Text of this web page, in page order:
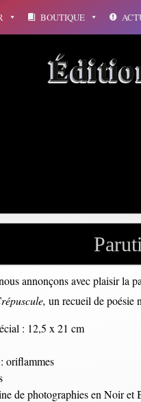
BOUTIQUE
annonçons avec plaisir la
un recueil de poésie
: 12,5 x 21 cm
oriflammes
de photographies en Noir et